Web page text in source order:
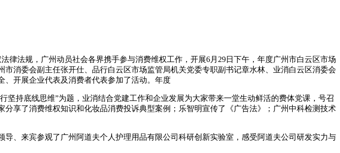
律法规，广州动员社会各界携手参与消费维权工作，开展6月29日下午，年度广州市白云区市场
消委会副主任张开仕、品行白云区市场监管局机关党委专职副书记章水林、业消白云区消委会
、开展企业代表及消费者代表参加了活动。年度
持底线思维”为题，业消结合党建工作和企业发展为大家带来一堂生动鲜活的费体党课，号召
享了消费维权知识和化妆品消费投诉典型案例；乐智明宣传了《广告法》；广州中科检测技术
、来宾参观了广州阿道夫个人护理用品有限公司科研创新实验室，感受阿道夫公司研发实力与